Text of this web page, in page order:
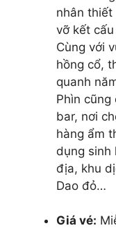
nhân thiết
vỡ kết
Cùng với
hồng cổ,
quanh
Phìn
bar, nơi
hàng ẩm
dụng sinh
địa, khu
Dao đỏ…
Giá vé: